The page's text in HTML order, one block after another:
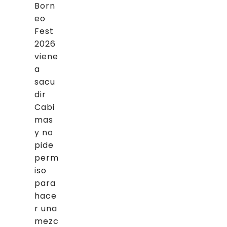
Born
eo
Fest
2026
viene
a
sacu
dir
Cabi
mas
y no
pide
perm
iso
para
hace
r una
mezc